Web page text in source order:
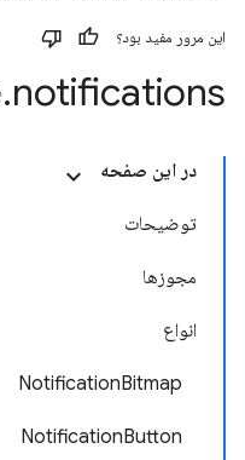
این مرور مفید بود؟
.notifications
در این صفحه
توضیحات
مجوزها
انواع
NotificationBitmap
NotificationButton